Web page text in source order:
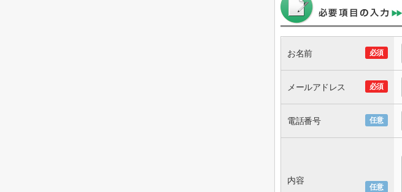
必須
お名前
必須
メールアドレス
任意
電話番号
任意
内容